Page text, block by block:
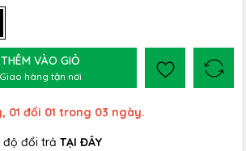
THÊM VÀO GIỎ
Giao hàng tận nơi
01 đổi 01 trong 03 ngày.
độ đổi trả TẠI ĐÂY